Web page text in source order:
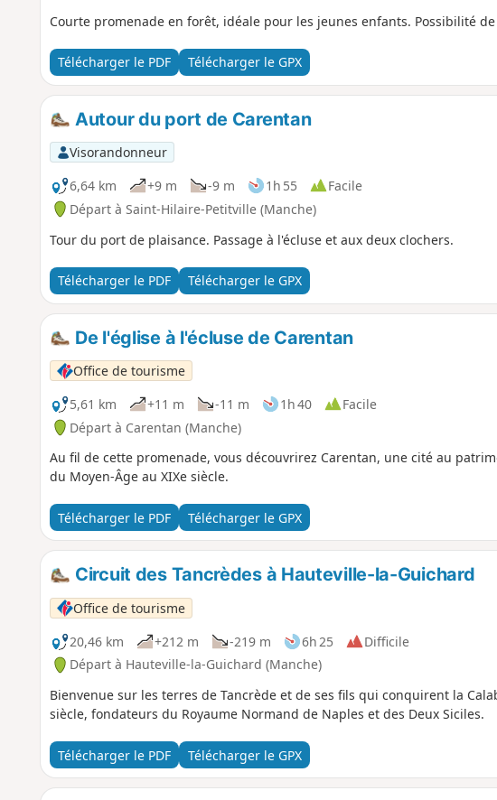
Courte promenade en forêt, idéale pour les jeunes enfants. Possibilité
Télécharger le PDF Télécharger le GPX
Autour du port de Carentan
Visorandonneur
6,64 km
+9 m -9 m 1h 55
Facile
Départ à Saint-Hilaire-Petitville (Manche)
Tour du port de plaisance. Passage à l'écluse et aux deux clochers.
Télécharger le PDF Télécharger le GPX
De l'église à l'écluse de Carentan
Office de tourisme
5,61 km
+11 m -11 m 1h 40
Facile
Départ à Carentan (Manche)
Au fil de cette promenade, vous découvrirez Carentan, une cité au
du Moyen-Âge au XIXe siècle.
Télécharger le PDF Télécharger le GPX
Circuit des Tancrèdes à Hauteville-la-Guichard
Office de tourisme
20,46 km
+212 m -219 m 6h 25
Difficile
Départ à Hauteville-la-Guichard (Manche)
Bienvenue sur les terres de Tancrède et de ses fils qui conquirent la
siècle, fondateurs du Royaume Normand de Naples et des Deux Siciles.
Télécharger le PDF Télécharger le GPX